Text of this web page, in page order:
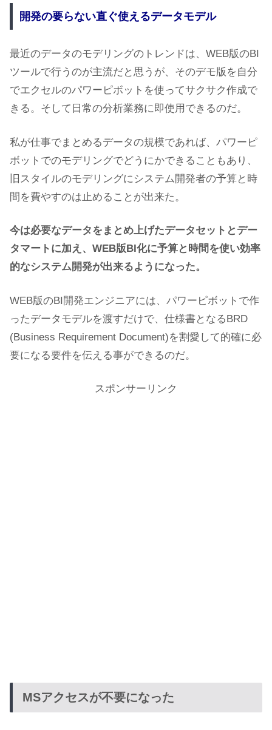
開発の要らない直ぐ使えるデータモデル
最近のデータのモデリングのトレンドは、WEB版のBI
ツールで行うのが主流だと思うが、そのデモ版を自分
でエクセルのパワーピボットを使ってサクサク作成で
きる。そして日常の分析業務に即使用できるのだ。
私が仕事でまとめるデータの規模であれば、パワーピ
ボットでのモデリングでどうにかできることもあり、
旧スタイルのモデリングにシステム開発者の予算と時
間を費やすのは止めることが出来た。
今は必要なデータをまとめ上げたデータセットとデー
タマートに加え、WEB版BI化に予算と時間を使い効率
的なシステム開発が出来るようになった。
WEB版のBI開発エンジニアには、パワーピボットで作
ったデータモデルを渡すだけで、仕様書となるBRD
(Business Requirement Document)を割愛して的確に必
要になる要件を伝える事ができるのだ。
スポンサーリンク
MSアクセスが不要になった